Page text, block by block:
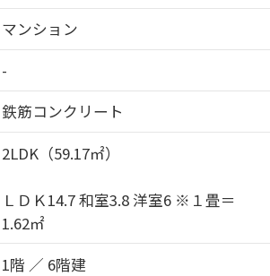
マンション
-
鉄筋コンクリート
2LDK（59.17㎡）
ＬＤＫ14.7 和室3.8 洋室6 ※１畳＝
1.62㎡
1階 ／ 6階建